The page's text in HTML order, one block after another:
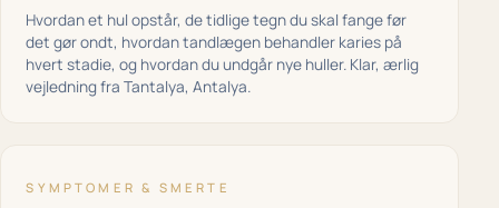
Hvordan et hul opstår, de tidlige tegn du skal fange før
det gør ondt, hvordan tandlægen behandler karies på
hvert stadie, og hvordan du undgår nye huller. Klar, ærlig
vejledning fra Tantalya, Antalya.
SYMPTOMER & SMERTE